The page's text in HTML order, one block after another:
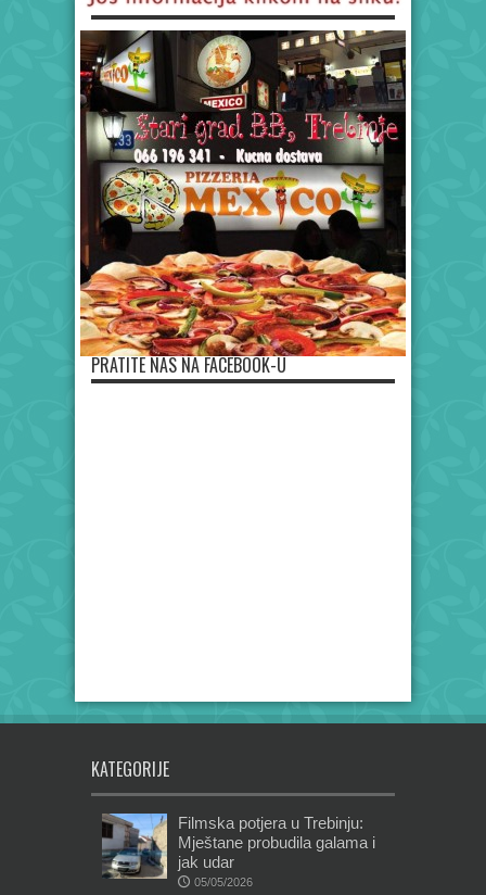
PRATITE NAS NA FACEBOOK-U
KATEGORIJE
Filmska potjera u Trebinju:
Mještane probudila galama i
jak udar
05/05/2026